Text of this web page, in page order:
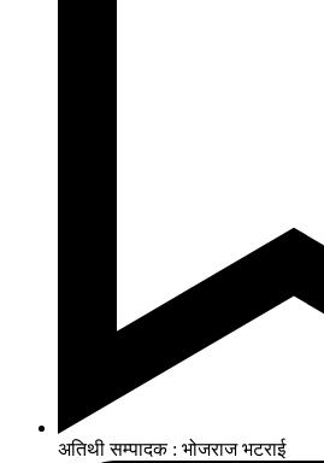
अतिथी सम्पादक : भोजराज भटराई